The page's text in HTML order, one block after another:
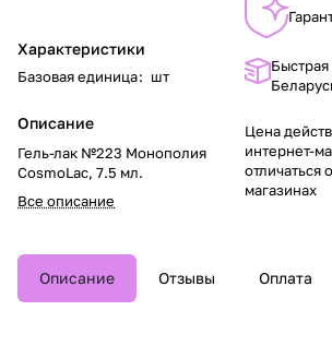
Характеристики
Базовая единица: шт
Описание
Гель-лак №223 Монополия
CosmoLac, 7.5 мл.
Все описание
Быстрая
Цена
интернет-
отличаться
магазинах
Описание Отзывы Оплата